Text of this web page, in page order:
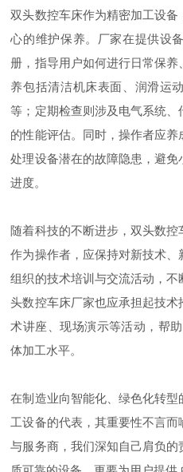
双头数控车床作为精密加工设
心的维护保养。厂家在提供设
册，指导用户如何进行日常保
养包括清洁机床表面、润滑运
等；定期检查则涉及电气系统
的性能评估。同时，操作者应
处理设备潜在的故障隐患，避
进度。
随着科技的不断进步，双头数控
作为操作者，应保持对新技术
组织的技术培训与交流活动，
头数控车床厂家也应承担起技
术讲座、现场演示等活动，帮
体加工水平。
在制造业向智能化、绿色化转
工设备的代表，其重要性不言
与服务商，我们深知自己肩负